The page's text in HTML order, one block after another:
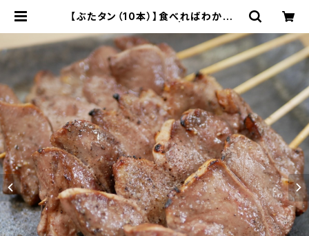
【ぶたタン（10本）】食べればわかる！
インショップ